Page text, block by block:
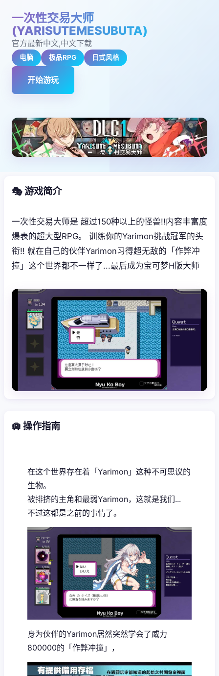
一次性交易大师
(YARISUTEMESUBUTA)
官方最新中文,中文下载
电脑 极品RPG 日式风格
开始游玩
🎭 游戏简介
一次性交易大师是 超过150种以上的怪兽!!内容丰富度
爆表的超大型RPG。 训练你的Yarimon挑战冠军的头
衔!! 就在自己的伙伴Yarimon习得超无敌的「作弊冲
撞」这个世界都不一样了...最后成为宝可梦H版大师
🛄 操作指南
在这个世界存在着「Yarimon」这种不可思议的
生物。
被排挤的主角和最弱Yarimon，这就是我们...
不过这都是之前的事情了。
身为伙伴的Yarimon居然突然学会了威力
800000的「作弊冲撞」，